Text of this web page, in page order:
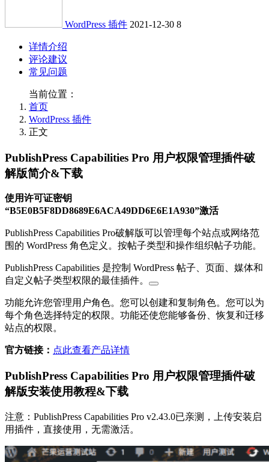
WordPress 插件 2021-12-30 8
详情介绍
评论建议
常见问题
当前位置：
首页
WordPress 插件
正文
PublishPress Capabilities Pro 用户权限管理插件破
解版简介&下载
使用许可证密钥
“B5E0B5F8DD8689E6ACA49DD6E6E1A930”激活
PublishPress Capabilities Pro破解版可以管理每个站点或网络范
围的 WordPress 角色定义。按帖子类型和操作组织帖子功能。
PublishPress Capabilities 是控制 WordPress 帖子、页面、媒体和
自定义帖子类型权限的最佳插件。
功能允许您管理用户角色。您可以创建和复制角色。您可以为
每个角色选择特定的权限。功能还使您能够备份、恢复和迁移
站点的权限。
官方链接： 点此查看产品详情
PublishPress Capabilities Pro 用户权限管理插件破
解版安装使用教程&下载
注意：PublishPress Capabilities Pro v2.43.0已亲测，上传安装启
用插件，直接使用，无需激活。